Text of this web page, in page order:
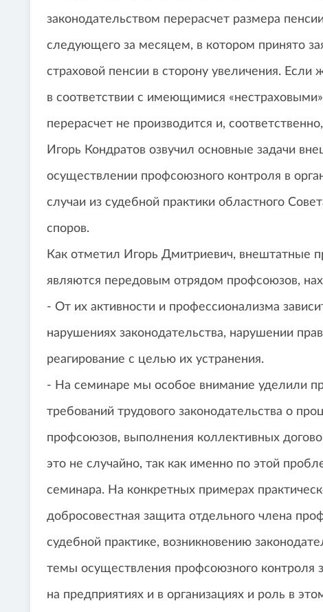
законодательством перерасчет размера
следующего за месяцем, в котором принято
страховой пенсии в сторону увеличения. Если
в соответствии с имеющимися
перерасчет не производится и,
Игорь Кондратов озвучил основные задачи
осуществлении профсоюзного контроля в
случаи из судебной практики областного
споров.
Как отметил Игорь Дмитриевич, внештатные
являются передовым отрядом профсоюзов,
- От их активности и профессионализма
нарушениях законодательства, нарушении
реагирование с целью их устранения.
- На семинаре мы особое внимание уделили
требований трудового законодательства о
профсоюзов, выполнения коллективных
это не случайно, так как именно по этой
семинара. На конкретных примерах
добросовестная защита отдельного члена
судебной практике, возникновению
темы осуществления профсоюзного контроля
на предприятиях и в организациях и роль в